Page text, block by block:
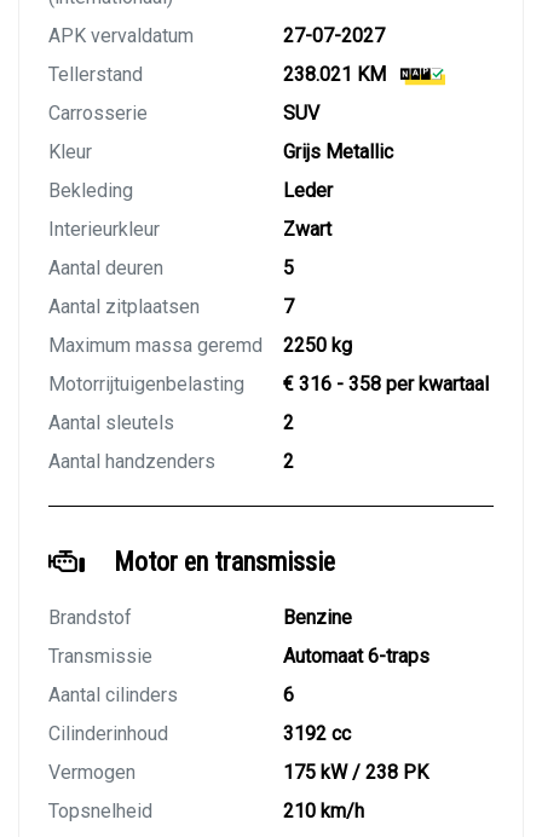
APK vervaldatum
27-07-2027
Tellerstand
238.021 KM
Carrosserie
SUV
Kleur
Grijs Metallic
Bekleding
Leder
Interieurkleur
Zwart
Aantal deuren
5
Aantal zitplaatsen
7
Maximum massa geremd
2250 kg
Motorrijtuigenbelasting
€ 316 - 358 per kwartaal
Aantal sleutels
2
Aantal handzenders
2
Motor en transmissie
Brandstof
Benzine
Transmissie
Automaat 6-traps
Aantal cilinders
6
Cilinderinhoud
3192 cc
Vermogen
175 kW / 238 PK
Topsnelheid
210 km/h